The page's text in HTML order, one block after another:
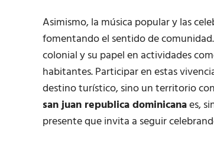
Asimismo, la música popular y las
fomentando el sentido de
colonial y su papel en actividades
habitantes. Participar en estas
destino turístico, sino un territorio
san juan republica dominicanaes,
presente que invita a seguir